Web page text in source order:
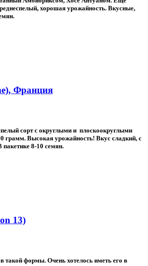
хорошая урожайность. Вкусные,
Франция
сорт с округлыми и плоскоокруглыми
грамм. Высокая урожайность! Вкус сладкий, с
8-10 семян.
13)
такой формы. Очень хотелось иметь его в